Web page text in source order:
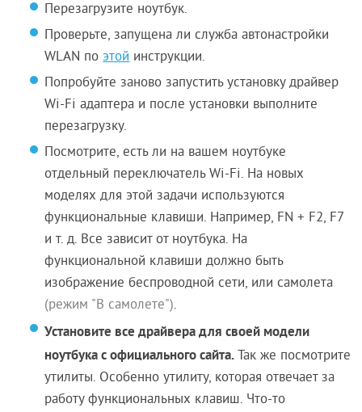
Перезагрузите ноутбук.
Проверьте, запущена ли служба автонастройки
WLAN поэтойинструкции.
Попробуйте заново запустить установку драйвер
Wi-Fi адаптера и после установки выполните
перезагрузку.
Посмотрите, есть ли на вашем ноутбуке
отдельный переключатель Wi-Fi. На новых
моделях для этой задачи используются
функциональные клавиши. Например, FN + F2, F7
и т. д. Все зависит от ноутбука. На
функциональной клавиши должно быть
изображение беспроводной сети, или самолета
(режим "В самолете").
Установите все драйвера для своей модели
ноутбука с официального сайта.Так же посмотрите
утилиты. Особенно утилиту, которая отвечает за
работу функциональных клавиш. Что-то